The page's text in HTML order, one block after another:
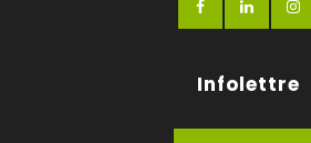
Infolettre